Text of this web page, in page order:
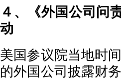
４、《外国公司问
动
美国参议院当地时
的外国公司披露财